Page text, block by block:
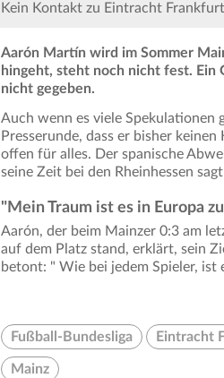
Kein Kontakt zu Eintracht
Aarón Martín wird im Sommer
hingeht, steht noch nicht fest. Ein
nicht gegeben.
Auch wenn es viele Spekulationen
Presserunde, dass er bisher
offen für alles. Der spanische
seine Zeit bei den Rheinhessen
"Mein Traum ist es in Europa
Aarón, der beim Mainzer 0:3 am
auf dem Platz stand, erklärt, sein
betont: " Wie bei jedem Spieler, ist
Fußball-Bundesliga Eintracht
Mainz